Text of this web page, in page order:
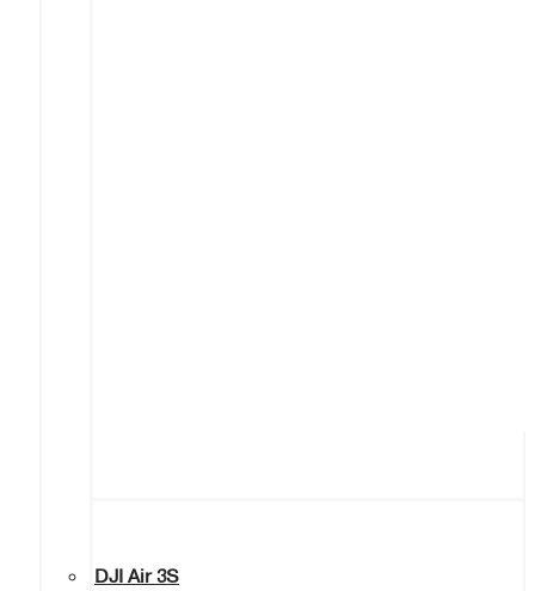
DJI Air 3S